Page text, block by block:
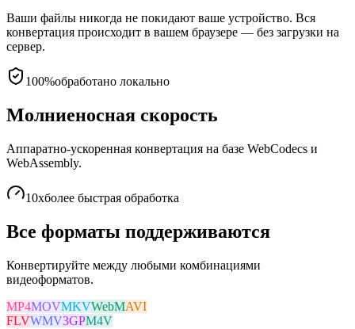
Ваши файлы никогда не покидают ваше устройство. Вся
конвертация происходит в вашем браузере — без загрузки на
сервер.
100%обработано локально
Молниеносная скорость
Аппаратно-ускоренная конвертация на базе WebCodecs и
WebAssembly.
10xболее быстрая обработка
Все форматы поддерживаются
Конвертируйте между любыми комбинациями
видеоформатов.
MP4MOVMKVWebMAVI
FLVWMV3GPM4V